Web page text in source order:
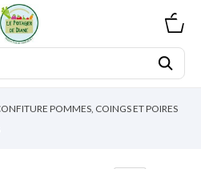
POMMES, COINGS ET POIRES